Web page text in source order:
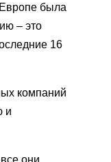
была
– это
16
компаний
и
они